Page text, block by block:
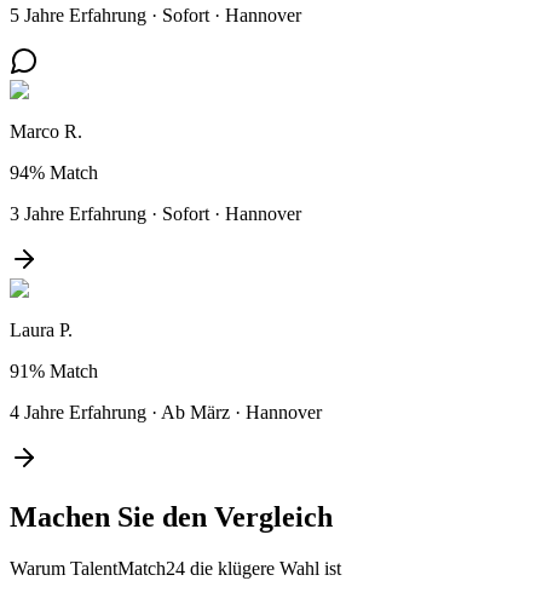
5 Jahre Erfahrung · Sofort · Hannover
Marco R.
94% Match
3 Jahre Erfahrung · Sofort · Hannover
Laura P.
91% Match
4 Jahre Erfahrung · Ab März · Hannover
Machen Sie den Vergleich
Warum TalentMatch24 die klügere Wahl ist